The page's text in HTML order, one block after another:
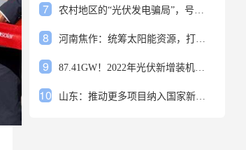
7 农村地区的“光伏发电骗局”，号称能用屋顶赚钱，不少人已经上当
8 河南焦作：统筹太阳能资源，打造百万千瓦级光伏基地
9 87.41GW！2022年光伏新增装机规模发布
10 山东：推动更多项目纳入国家新增风光大基地项目